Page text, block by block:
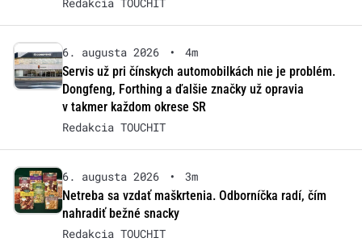
6. augusta 2026 •
4m
Servis už pri čínskych automobilkách nie je problém.
Dongfeng, Forthing a ďalšie značky už opravia
v takmer každom okrese SR
Redakcia TOUCHIT
6. augusta 2026 •
3m
Netreba sa vzdať maškrtenia. Odborníčka radí, čím
nahradiť bežné snacky
Redakcia TOUCHIT